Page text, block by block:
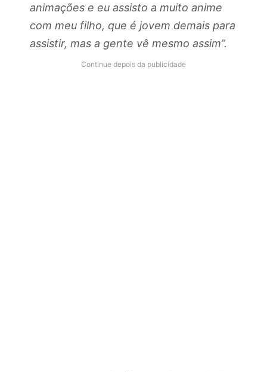
animações e eu assisto a muito anime
com meu filho, que é jovem demais para
assistir, mas a gente vê mesmo assim”.
Continue depois da publicidade